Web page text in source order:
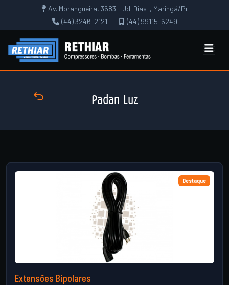
Av. Morangueira, 3683 - Jd. Dias I, Maringá/Pr
(44) 3246-2121
| (44) 99115-6249
Padan Luz
Destaque
Extensões Bipolares